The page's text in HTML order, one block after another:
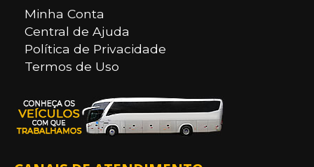
Minha Conta
Central de Ajuda
Política de Privacidade
Termos de Uso